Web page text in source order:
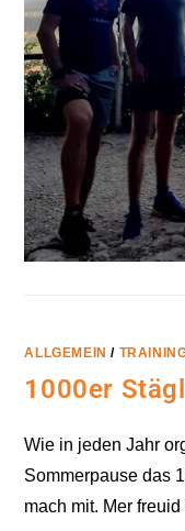
ALLGEMEIN /
1000er
Wie in jeden Jahr
Sommerpause das
mach mit. Mer freuid